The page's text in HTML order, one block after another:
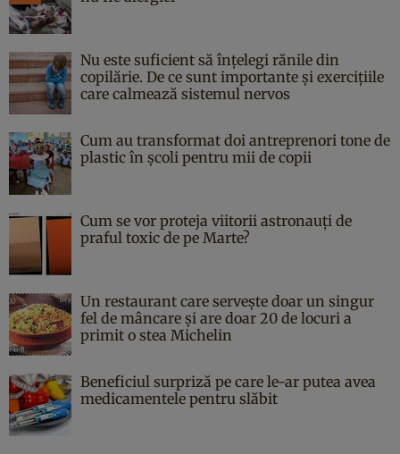
Nu este suficient să înțelegi rănile din
copilărie. De ce sunt importante și exercițiile
care calmează sistemul nervos
Cum au transformat doi antreprenori tone de
plastic în școli pentru mii de copii
Cum se vor proteja viitorii astronauți de
praful toxic de pe Marte?
Un restaurant care servește doar un singur
fel de mâncare și are doar 20 de locuri a
primit o stea Michelin
Beneficiul surpriză pe care le-ar putea avea
medicamentele pentru slăbit